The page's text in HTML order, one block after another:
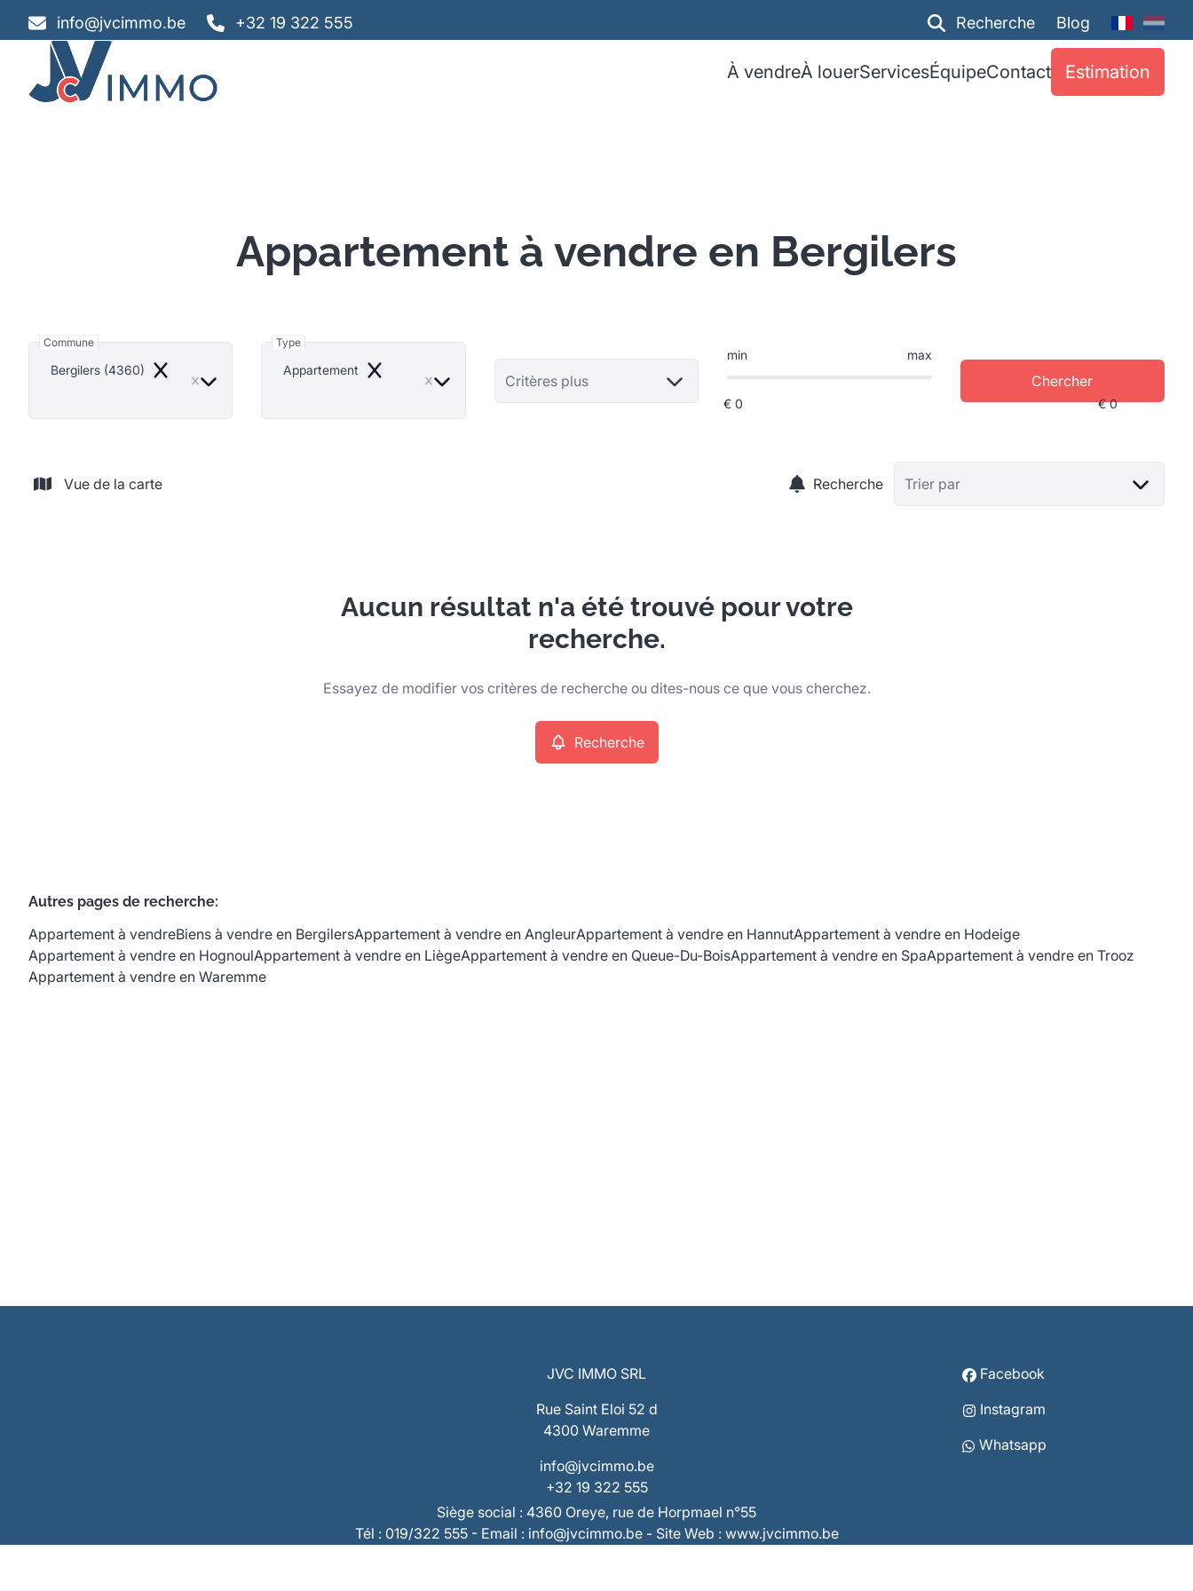
info@jvcimmo.be +32 19 322 555 Recherche Blog
À vendreÀ louerServicesÉquipeContact Estimation
Appartement à vendre en Bergilers
Commune
Bergilers (4360)
Remove
Type
Appartement
Remove Critères plus
min max
Chercher
Vue de la carte Recherche Trier par
Aucun résultat n'a été trouvé pour votre
recherche.
Essayez de modifier vos critères de recherche ou dites-nous ce que vous cherchez.
Recherche
Autres pages de recherche:
Appartement à vendreBiens à vendre en BergilersAppartement à vendre en AngleurAppartement à vendre en HannutAppartement à vendre en Hodeige
Appartement à vendre en HognoulAppartement à vendre en LiègeAppartement à vendre en Queue-Du-BoisAppartement à vendre en SpaAppartement à vendre en Trooz
Appartement à vendre en Waremme
JVC IMMO SRL
Rue Saint Eloi 52 d
4300 Waremme
info@jvcimmo.be
+32 19 322 555
Facebook
Instagram
Whatsapp
Siège social : 4360 Oreye, rue de Horpmael n°55
Tél : 019/322 555 - Email : info@jvcimmo.be - Site Web : www.jvcimmo.be